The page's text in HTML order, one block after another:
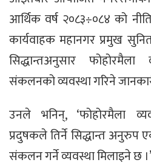
आर्थिक वर्ष २०८३÷०८४ को
कार्यवाहक महानगर प्रमुख
सिद्धान्तअनुसार
संकलनको व्यवस्था गरिने
उनले भनिन्, ‘फोहोरमैला
प्रदुषकले तिर्ने सिद्धान्त अनुरुप
संकलन गर्ने व्यवस्था मिलाइने छ ।’